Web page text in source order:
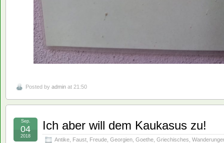
Posted by admin at 21:50
Ich aber will dem Kaukasus zu!
Antike Faust Freude Georgien Goethe Griechisches
Sep.
04
2018